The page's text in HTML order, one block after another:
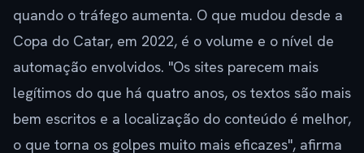
quando o tráfego aumenta. O que mudou desde a
Copa do Catar, em 2022, é o volume e o nível de
automação envolvidos. "Os sites parecem mais
legítimos do que há quatro anos, os textos são mais
bem escritos e a localização do conteúdo é melhor,
o que torna os golpes muito mais eficazes", afirma